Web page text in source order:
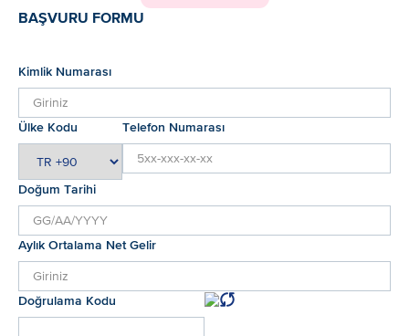
BAŞVURU FORMU
Kimlik Numarası
Ülke Kodu Telefon Numarası
Doğum Tarihi
Aylık Ortalama Net Gelir
Doğrulama Kodu